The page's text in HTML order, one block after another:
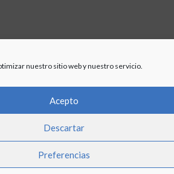
nuestro sitio web y nuestro servicio.
Acepto
Descartar
Preferencias